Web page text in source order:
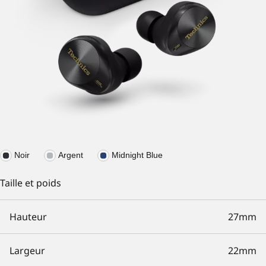
Noir Argent Midnight Blue
Taille et poids
Hauteur 27mm
Largeur 22mm